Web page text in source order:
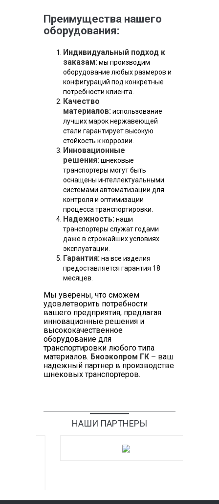
Преимущества нашего
оборудования:
Индивидуальный подход к
заказам:мы производим
оборудование любых размеров и
конфигураций под конкретные
потребности клиента.
Качество
материалов:использование
лучших марок нержавеющей
стали гарантирует высокую
стойкость к коррозии.
Инновационные
решения:шнековые
транспортеры могут быть
оснащены интеллектуальными
системами автоматизации для
контроля и оптимизации
процесса транспортировки.
Надежность:наши
транспортеры служат годами
даже в строжайших условиях
эксплуатации.
Гарантия:на все изделия
предоставляется гарантия 18
месяцев.
Мы уверены, что сможем
удовлетворить потребности
вашего предприятия, предлагая
инновационные решения и
высококачественное
оборудование для
транспортировки любого типа
материалов. Биоэкопром ГК – ваш
надежный партнер в производстве
шнековых транспортеров.
НАШИ ПАРТНЕРЫ